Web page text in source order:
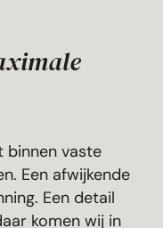
binnen vaste
Een afwijkende
Een detail
komen wij in